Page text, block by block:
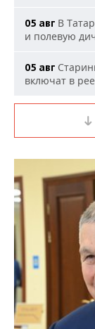
05 авг В
и полевую
05 авг
включат в